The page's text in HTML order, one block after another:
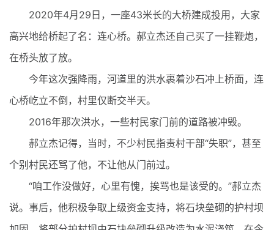
2020年4月29日，一座43米长的大桥建成投用，大家
高兴地给桥起了名：连心桥。郝立杰还自己买了一挂鞭炮，
在桥头放了放。
今年这次强降雨，河道里的洪水裹着沙石冲上桥面，连
心桥屹立不倒，村里仅断交半天。
2016年那次洪水，一些村民家门前的道路被冲毁。
郝立杰记得，当时，不少村民指责村干部“失职”，甚至
个别村民还骂了他，不让他从门前过。
“咱工作没做好，心里有愧，挨骂也是该受的。”郝立杰
说。事后，他积极争取上级资金支持，将石块垒砌的护村坝